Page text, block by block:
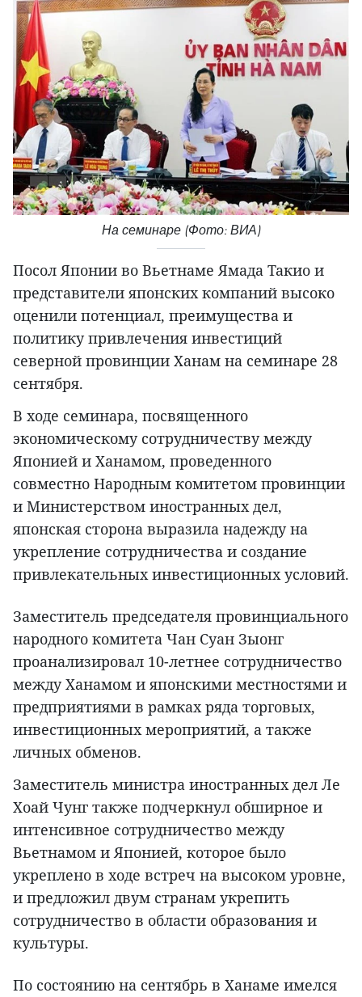
На семинаре (Фото: ВИА)
Посол Японии во Вьетнаме Ямада Такио и
представители японских компаний высоко
оценили потенциал, преимущества и
политику привлечения инвестиций
северной провинции Ханам на семинаре 28
сентября.
В ходе семинара, посвященного
экономическому сотрудничеству между
Японией и Ханамом, проведенного
совместно Народным комитетом провинции
и Министерством иностранных дел,
японская сторона выразила надежду на
укрепление сотрудничества и создание
привлекательных инвестиционных условий.
Заместитель председателя провинциального
народного комитета Чан Суан Зыонг
проанализировал 10-летнее сотрудничество
между Ханамом и японскими местностями и
предприятиями в рамках ряда торговых,
инвестиционных мероприятий, а также
личных обменов.
Заместитель министра иностранных дел Ле
Хоай Чунг также подчеркнул обширное и
интенсивное сотрудничество между
Вьетнамом и Японией, которое было
укреплено в ходе встреч на высоком уровне,
и предложил двум странам укрепить
сотрудничество в области образования и
культуры.
По состоянию на сентябрь в Ханаме имелся